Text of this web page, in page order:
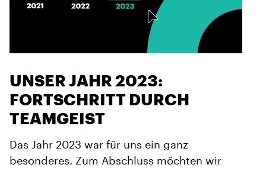
UNSER JAHR 2023:
FORTSCHRITT DURCH
TEAMGEIST
Das Jahr 2023 war für uns ein ganz
besonderes. Zum Abschluss möchten wir